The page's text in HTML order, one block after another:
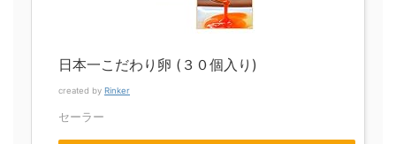
日本一こだわり卵 (３０個入り)
created by Rinker
セーラー